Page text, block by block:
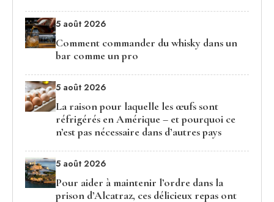
5 août 2026
Comment commander du whisky dans un
bar comme un pro
5 août 2026
La raison pour laquelle les œufs sont
réfrigérés en Amérique – et pourquoi ce
n’est pas nécessaire dans d’autres pays
5 août 2026
Pour aider à maintenir l’ordre dans la
prison d’Alcatraz, ces délicieux repas ont